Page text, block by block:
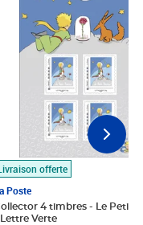
offerte
Poste
4 timbres - Le Petit
Verte